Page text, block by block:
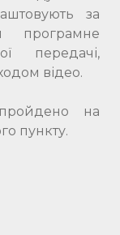
за
програмне
передачі,
відео.
на
пункту.